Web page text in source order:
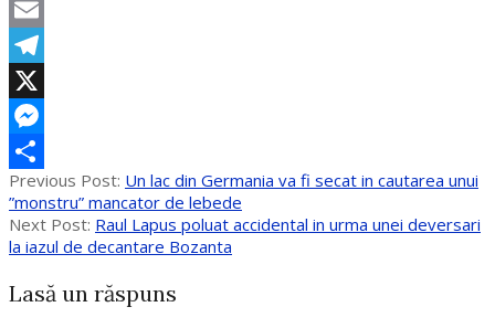
WhatsApp
Email
Telegram
X
Messenger
Partajează
2017-
10-
23
Previous Post: Un lac din Germania va fi secat in cautarea unui
”monstru” mancator de lebede
Next Post: Raul Lapus poluat accidental in urma unei deversari
la iazul de decantare Bozanta
Lasă un răspuns